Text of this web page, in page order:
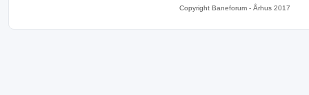
Copyright Baneforum - Århus 2017